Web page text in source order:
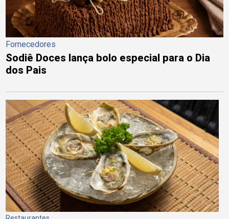
Fornecedores
Sodiê Doces lança bolo especial para o Dia
dos Pais